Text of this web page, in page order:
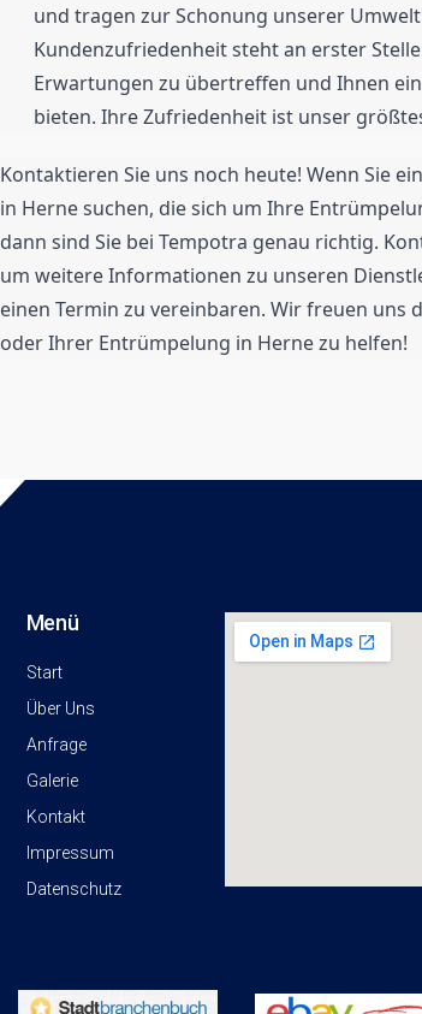
und tragen zur Schonung unserer
Kundenzufriedenheit steht an erster
Erwartungen zu übertreffen und Ihnen
bieten. Ihre Zufriedenheit ist unser
Kontaktieren Sie uns noch heute! Wenn Sie
in Herne suchen, die sich um Ihre
dann sind Sie bei Tempotra genau richtig.
um weitere Informationen zu unseren
einen Termin zu vereinbaren. Wir freuen uns
oder Ihrer Entrümpelung in Herne zu helfen!
Menü
Start
Über Uns
Anfrage
Galerie
Kontakt
Impressum
Datenschutz